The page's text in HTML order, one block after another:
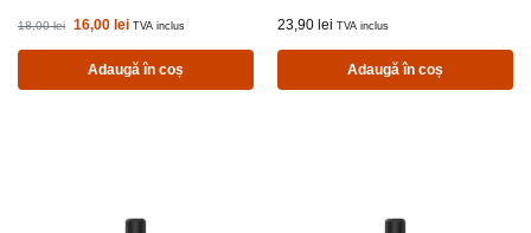
18,00lei 16,00 lei TVA inclus
Adaugă în coș
23,90 lei TVA inclus
Adaugă în coș